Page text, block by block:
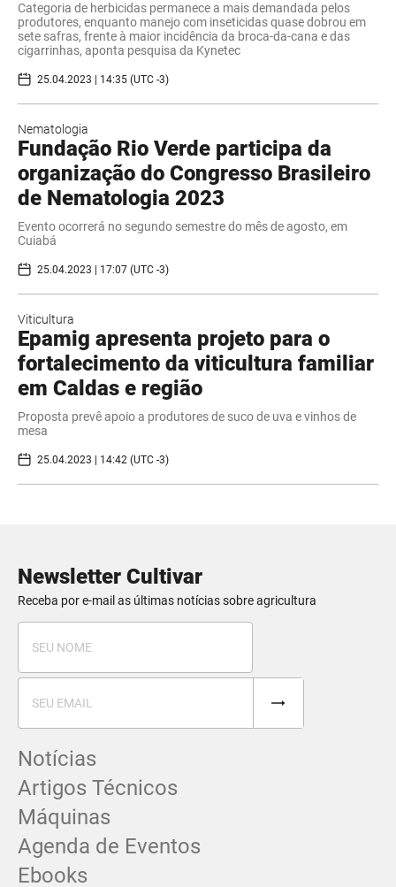
Categoria de herbicidas permanece a mais demandada pelos
produtores, enquanto manejo com inseticidas quase dobrou em
sete safras, frente à maior incidência da broca-da-cana e das
cigarrinhas, aponta pesquisa da Kynetec
25.04.2023 | 14:35 (UTC -3)
Nematologia
Fundação Rio Verde participa da
organização do Congresso Brasileiro
de Nematologia 2023
Evento ocorrerá no segundo semestre do mês de agosto, em
Cuiabá
25.04.2023 | 17:07 (UTC -3)
Viticultura
Epamig apresenta projeto para o
fortalecimento da viticultura familiar
em Caldas e região
Proposta prevê apoio a produtores de suco de uva e vinhos de
mesa
25.04.2023 | 14:42 (UTC -3)
Newsletter Cultivar
Receba por e-mail as últimas notícias sobre agricultura
Notícias
Artigos Técnicos
Máquinas
Agenda de Eventos
Ebooks